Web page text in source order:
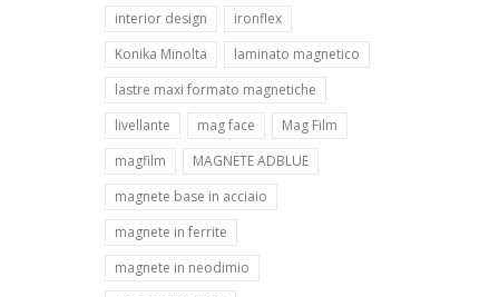
interior design
ironflex
Konika Minolta
laminato magnetico
lastre maxi formato magnetiche
livellante
mag face
Mag Film
magfilm
MAGNETE ADBLUE
magnete base in acciaio
magnete in ferrite
magnete in neodimio